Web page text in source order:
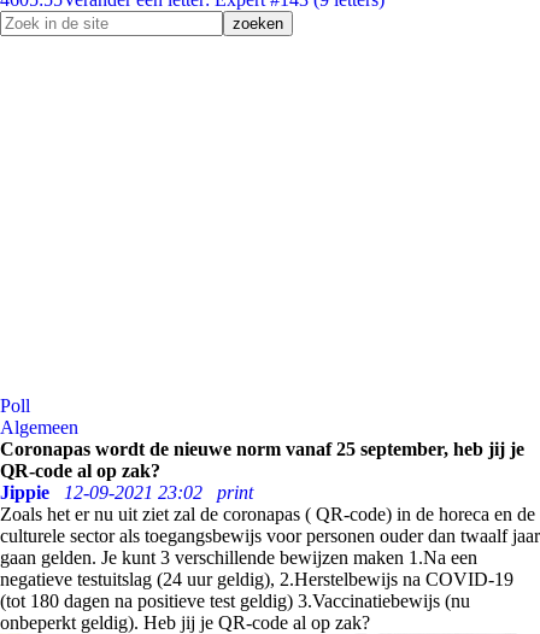
Poll
Algemeen
Coronapas wordt de nieuwe norm vanaf 25 september, heb jij je
QR-code al op zak?
Jippie
12-09-2021 23:02
print
Zoals het er nu uit ziet zal de coronapas ( QR-code) in de horeca en de
culturele sector als toegangsbewijs voor personen ouder dan twaalf jaar
gaan gelden. Je kunt 3 verschillende bewijzen maken 1.Na een
negatieve testuitslag (24 uur geldig), 2.Herstelbewijs na COVID-19
(tot 180 dagen na positieve test geldig) 3.Vaccinatiebewijs (nu
onbeperkt geldig). Heb jij je QR-code al op zak?